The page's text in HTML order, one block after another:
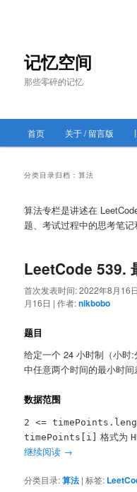
记忆空间
那些零碎的记忆
跳
内
区
跳
内
区
首页 关于 / 留言版
分类目录归档：算法
算法专栏是讲述在
题、考试过程中的思考笔记
LeetCode 539.
首次发表时间:2022年8月16日
月16日 |作者:nikbobo
题目
给定一个 24 小时制（小时
中任意两个时间的最小时间
数据范围
2 <=
timePoints[i]
格式为
继续阅读 →
分类目录:算法 |标签: